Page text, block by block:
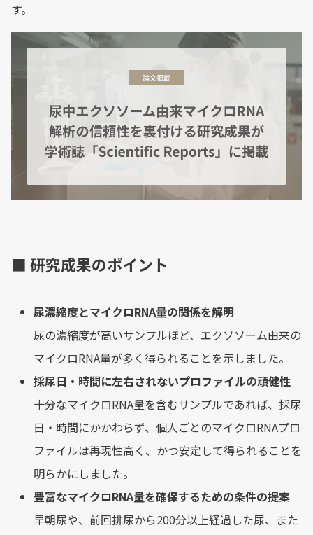
す。
■ 研究成果のポイント
尿濃縮度とマイクロRNA量の関係を解明
尿の濃縮度が高いサンプルほど、エクソソーム由来の
マイクロRNA量が多く得られることを示しました。
採尿日・時間に左右されないプロファイルの頑健性
十分なマイクロRNA量を含むサンプルであれば、採尿
日・時間にかかわらず、個人ごとのマイクロRNAプロ
ファイルは再現性高く、かつ安定して得られることを
明らかにしました。
豊富なマイクロRNA量を確保するための条件の提案
早朝尿や、前回排尿から200分以上経過した尿、また